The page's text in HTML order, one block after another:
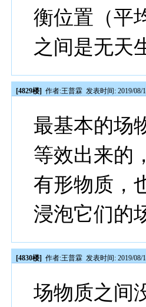
衡位置（平
之间是无天
[4829楼] 作者:王普霖 发表时间: 2019/08/
最基本的场
等效出来的
有形物质，
浸泡它们的
[4830楼] 作者:王普霖 发表时间: 2019/08/
场物质之间